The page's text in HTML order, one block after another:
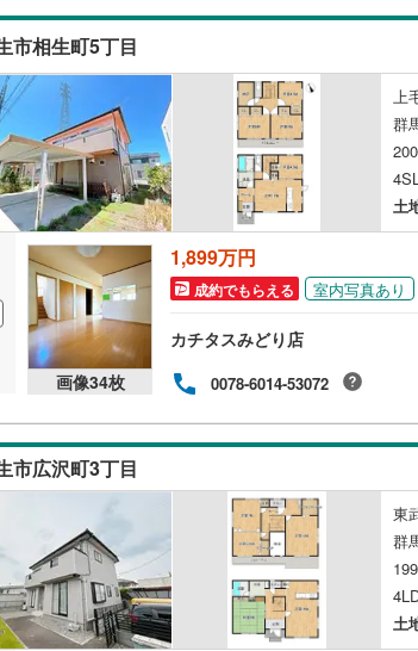
市相生町5丁目
上
群
土
画像34枚
1,899万円
成約でもらえる 室内写真あり
カチタスみどり店
0078-6014-53072
市広沢町3丁目
東
群
土
外房線(0)
東金線(0)
南武線(0)
横浜線( 0)
相模線(0)
五日市線(0)
常磐線（各駅停車）(
身延線(0)
武豊線(0)
関西本線（JR東海）
参宮線(0)
大糸線（JR西日本）
LD
リビングダイニング15
13）
キッチン
独立型キッチン
販売、価格、契約、入居関連な
浴室
浴室乾燥機あり（15）
ウォークインクローゼッ
）
バルコニー、庭